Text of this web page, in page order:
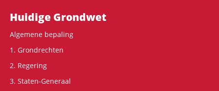
Hoofdnavigatie
Huidige Grondwet
Algemene bepaling
1. Grondrechten
2. Regering
3. Staten-Generaal